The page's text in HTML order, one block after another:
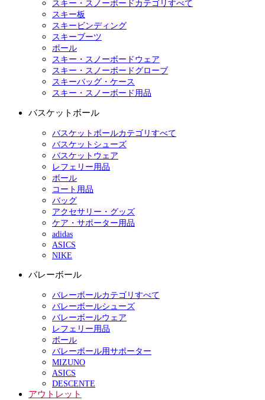
スキー・スノーボードカテゴリすべて
スキー板
スキービンディング
スキーブーツ
ポール
スキー・スノーボードウェア
スキー・スノーボードグローブ
スキーバッグ・ケース
スキー・スノーボード用品
バスケットボール
バスケットボールカテゴリすべて
バスケットシューズ
バスケットウェア
レフェリー用品
ボール
コート用品
バッグ
アクセサリー・グッズ
ケア・サポーター用品
adidas
ASICS
NIKE
バレーボール
バレーボールカテゴリすべて
バレーボールシューズ
バレーボールウェア
レフェリー用品
ボール
バレーボール用サポーター
MIZUNO
ASICS
DESCENTE
アウトレット